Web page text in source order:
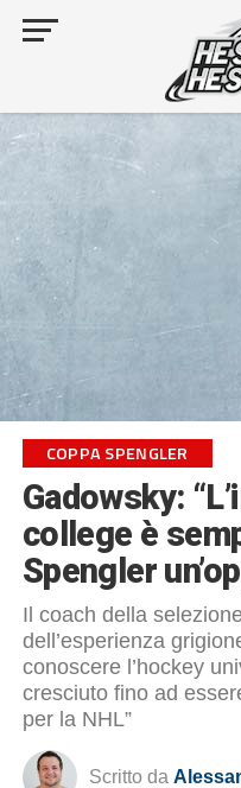
COPPA SPENGLER
Gadowsky:
college è
Spengler
Il coach della
dell’esperienza
conoscere l’hockey
cresciuto fino ad
per la NHL”
Scritto da